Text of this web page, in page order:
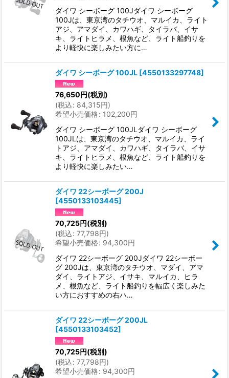
ダイワ シーボーグ 100Jダイワ シーボーグ
100Jは、東京湾のタチウオ、マルイカ、ライト
アジ、アマダイ、カワハギ、タイラバ、イサ
キ、ライトヒラメ、根魚など、ライト船釣りを
より軽快に楽しみたい方に…
ダイワ シーボーグ 100JL [4550133297748]
76,650円(税別)
(税込: 84,315円)
希望小売価格: 102,200円
ダイワ シーボーグ 100JLダイワ シーボーグ
100JLは、東京湾のタチウオ、マルイカ、ライ
トアジ、アマダイ、カワハギ、タイラバ、イサ
キ、ライトヒラメ、根魚など、ライト船釣りを
より軽快に楽しみたい…
ダイワ 22シーボーグ 200J
[4550133103445]
70,725円(税別)
(税込: 77,798円)
希望小売価格: 94,300円
ダイワ 22シーボーグ 200Jダイワ 22シーボー
グ 200Jは、東京湾のタチウオ、マダイ、アマ
ダイ、ライトアジ、イサキ、マルイカ、ヒラ
メ、根魚など、ライト船釣りを幅広く楽しみた
い方におすすめの右ハ…
ダイワ 22シーボーグ 200JL
[4550133103452]
70,725円(税別)
(税込: 77,798円)
希望小売価格: 94,300円